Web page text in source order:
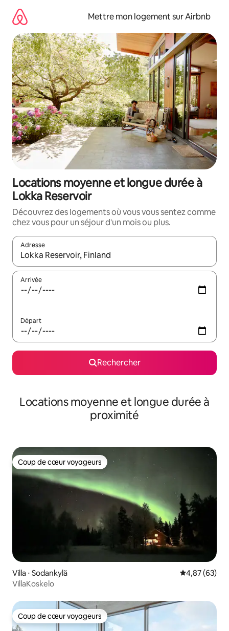
directement
contenu
Mettre mon logement sur Airbnb
Locations moyenne et longue durée à
Lokka Reservoir
Découvrez des logements où vous vous sentez comme
chez vous pour un séjour d'un mois ou plus.
Adresse
Lorsque les résultats s'affichent, utilisez les flèches vers le
Arrivée
Départ
Rechercher
Locations moyenne et longue durée à
proximité
Coup de cœur voyageurs
Coup de cœur voyageurs
Villa ⋅ Sodankylä Évaluation
4,87 (63)
VillaKoskelo
Coup de cœur voyageurs
Coup de cœur voyageurs